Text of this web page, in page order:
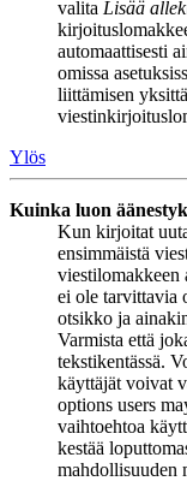
valita Lisää
automaattisesti
omissa
liittämisen
Ylös
Kuinka luon
Kun kirjoitat
ensimmäistä
viestilomakkeen
ei ole tarvittavia
otsikko ja
Varmista että
tekstikentässä.
käyttäjät voivat
options users
vaihtoehtoa
kestää
mahdollisuuden